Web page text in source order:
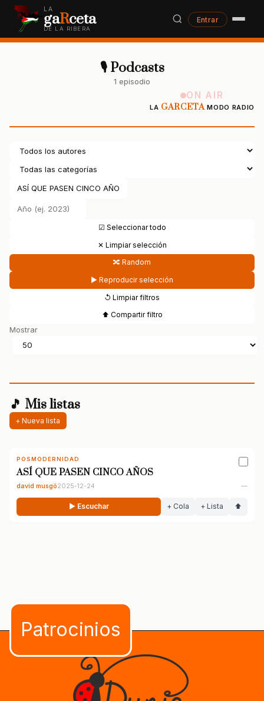
LA
gaRceta
DE LA RIBERA
Entrar
🎙 Podcasts
1 episodio
ON AIR
LA GARCETAMODO RADIO
☑ Seleccionar todo
✕ Limpiar selección
🔀 Random
▶ Reproducir selección
↺ Limpiar filtros
⬆ Compartir filtro
Mostrar
🎵 Mis listas
+ Nueva lista
POSMODERNIDAD
ASÍ QUE PASEN CINCO AÑOS
david musgö2025-12-24 —
▶ Escuchar + Cola + Lista ⬆